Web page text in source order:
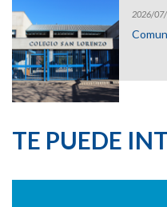
2026/
TE PUEDE